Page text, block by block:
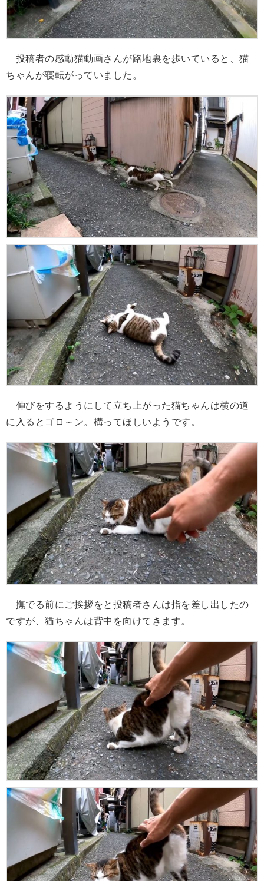
投稿者の感動猫動画さんが路地裏を歩いていると、猫
ちゃんが寝転がっていました。
伸びをするようにして立ち上がった猫ちゃんは横の道
に入るとゴロ～ン。構ってほしいようです。
撫でる前にご挨拶をと投稿者さんは指を差し出したの
ですが、猫ちゃんは背中を向けてきます。